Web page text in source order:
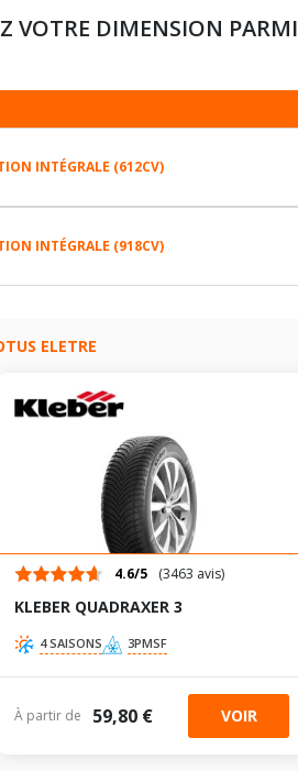
VOTRE DIMENSION
INTÉGRALE (612CV)
INTÉGRALE (918CV)
ELETRE
4.6/5 (3463 avis)
KLEBER QUADRAXER 3
4 SAISONS 3PMSF
À partir de 59,80 € VOIR